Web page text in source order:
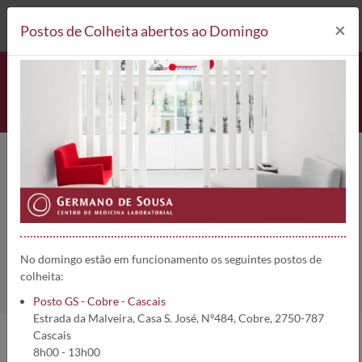
212 693 530* Postos de Colheita
Factor B do Complemento
(Properdina) | 2141
Home Análises Factor B do Complemento (Properdina)
Postos de Colheita abertos ao Domingo ×
No domingo estão em funcionamento os seguintes postos de
colheita:
Posto GS - Cobre - Cascais
Estrada da Malveira, Casa S. José, Nº484, Cobre, 2750-787
Cascais
8h00 - 13h00